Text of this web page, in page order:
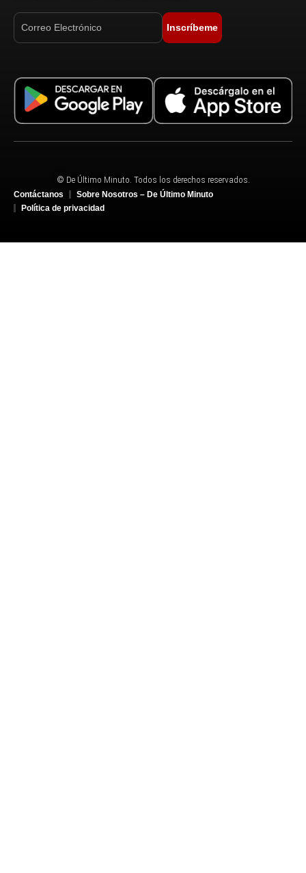
Inscríbeme
© De Último Minuto. Todos los derechos reservados.
Contáctanos
Sobre Nosotros – De Último Minuto
Política de privacidad